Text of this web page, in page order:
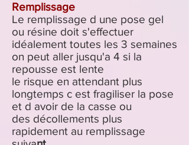
Remplissage
Le remplissage d une pose gel
ou résine doit s'effectuer
idéalement toutes les 3 semaines
on peut aller jusqu'a 4 si la
repousse est lente
le risque en attendant plus
longtemps c est fragiliser la pose
et d avoir de la casse ou
des décollements plus
rapidement au remplissage